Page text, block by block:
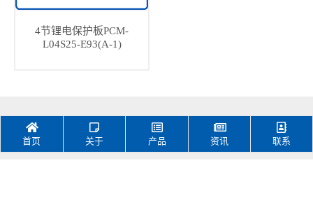
4节锂电保护板PCM-
L04S25-E93(A-1)
首页 关于 产品 资讯 联系